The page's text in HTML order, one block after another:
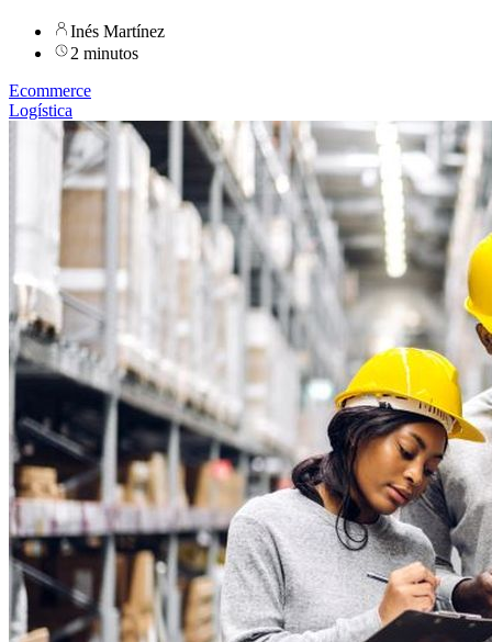
Inés Martínez
2 minutos
Ecommerce
Logística